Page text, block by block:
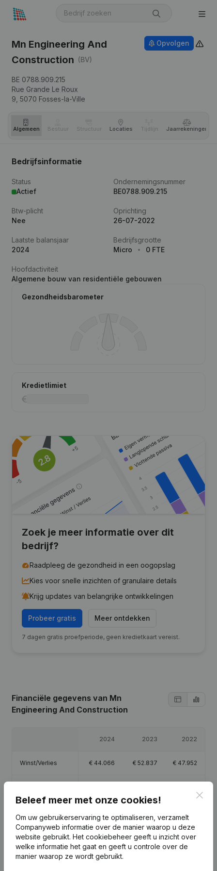
Mn Engineering And
Construction (BV)
BE 0788.909.215
Rue Grande Le Roux
9, 5070 Fosses-la-Ville
Opvolgen
Algemeen Bestuur Structuur Locaties Tijdlijn Jaar­rekeningen
Bedrijfsinformatie
Status
Actief
Ondernemingsnummer
BE0788.909.215
Btw-plicht
Nee
Oprichting
26-07-2022
Laatste balansjaar
2024
Bedrijfsgrootte
Micro
0 FTE
Hoofdactiviteit
Algemene bouw van residentiële gebouwen
Gezondheidsbarometer
Kredietlimiet
Zoek je meer informatie over dit
bedrijf?
Raadpleeg de gezondheid in een oogopslag
Kies voor snelle inzichten of granulaire details
Krijg updates van belangrijke ontwikkelingen
Probeer gratis Meer ontdekken
7 dagen gratis proefperiode, geen kredietkaart vereist.
Financiële gegevens van Mn
Engineering And Construction
2024 2023 2022
Winst/Verlies € 44.066 € 52.837 € 47.952
Beleef meer met onze cookies!
Om uw gebruikerservaring te optimaliseren, verzamelt
Companyweb informatie over de manier waarop u deze
website gebruikt. Het cookiebeheer geeft u inzicht over
welke informatie het gaat en geeft u controle over de
manier waarop ze wordt gebruikt.